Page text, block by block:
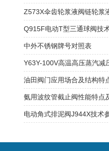
Z573X伞齿轮浆液阀链轮浆
Q915F电动T型三通球阀技
中外不锈钢牌号对照表
Y63Y-100V高温高压蒸汽减
油田阀门应用场合及结构特
氨用波纹管截止阀性能特点
电动角式排泥阀J944X技术